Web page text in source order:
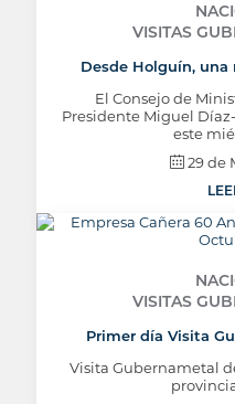
VISITAS
Desde Holguín, una
El Consejo de
Presidente Miguel
este
29 de
VISITAS
Primer día Visita
Visita Gubernametal